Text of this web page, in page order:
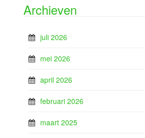
Archieven
juli 2026
mei 2026
april 2026
februari 2026
maart 2025